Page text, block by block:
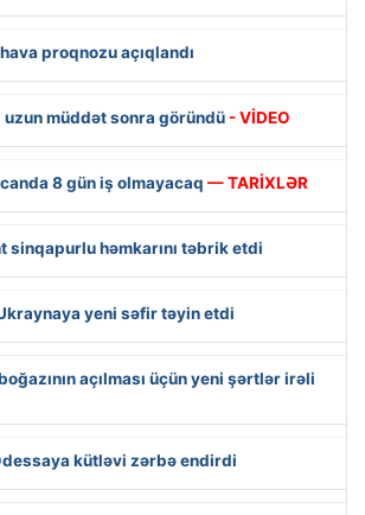
proqnozu açıqlandı
uzun müddət sonra göründü - VİDEO
8 gün iş olmayacaq — TARİXLƏR
sinqapurlu həmkarını təbrik etdi
yeni səfir təyin etdi
açılması üçün yeni şərtlər irəli
kütləvi zərbə endirdi